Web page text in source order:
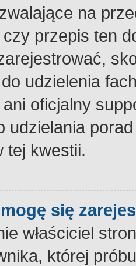
na
przepis ten
udzielenia
oficjalny
udzielania
tej kwestii.
się
właściciel
której